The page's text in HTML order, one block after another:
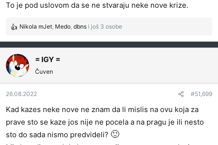
To je pod uslovom da se ne stvaraju neke nove krize.
R
e
a
g
o
v
a
n
a
:
Nikola mJet, Medo, dbns i još 3 osobe
= IGY =
Čuven
26.08.2022 #51,699
Kad kazes neke nove ne znam da li mislis na ovu koja za
prave sto se kaze jos nije ne pocela a na pragu je ili nesto
sto do sada nismo predvideli? 🙂